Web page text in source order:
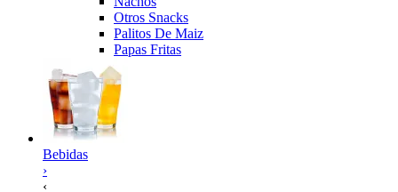
Otros Snacks
Palitos De Maiz
Papas Fritas
Bebidas
›
‹